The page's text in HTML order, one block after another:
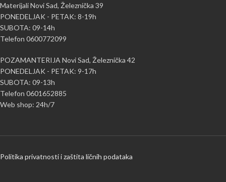
Materijali Novi Sad, Železnička 39
PONEDELJAK - PETAK: 8-19h
SUBOTA: 09-14h
Telefon 0600772099
POZAMANTERIJA Novi Sad, Železnička 42
PONEDELJAK - PETAK: 9-17h
SUBOTA: 09-13h
Telefon 0601652885
Web shop: 24h/7
Politika privatnosti i zaštita ličnih podataka